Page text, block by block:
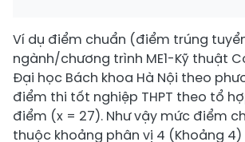
Ví dụ điểm chuẩn (điểm trúng
ngành/chương trình ME1-Kỹ thuật
Đại học Bách khoa Hà Nội theo
điểm thi tốt nghiệp THPT theo tổ
điểm (x = 27). Như vậy mức điểm
thuộc khoảng phân vị 4 (Khoảng 4)